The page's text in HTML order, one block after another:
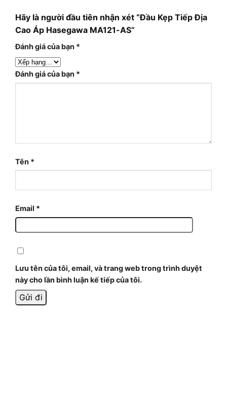
Hãy là người đầu tiên nhận xét “Đầu Kẹp Tiếp Địa
Cao Áp Hasegawa MA121-AS”
Đánh giá của bạn *
Đánh giá của bạn *
Tên *
Email *
Lưu tên của tôi, email, và trang web trong trình duyệt
này cho lần bình luận kế tiếp của tôi.